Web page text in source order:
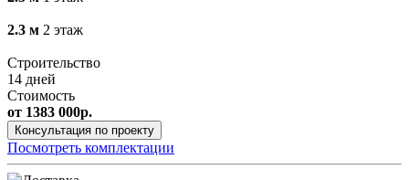
2.3 м 2 этаж
Строительство
14 дней
Стоимость
от 1383 000р.
Консультация по проекту
Посмотреть комплектации